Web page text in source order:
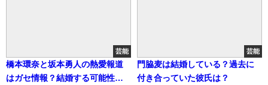
芸能
橋本環奈と坂本勇人の熱愛報道
はガセ情報？結婚する可能性
芸能
門脇麦は結婚している？過去に
付き合っていた彼氏は？